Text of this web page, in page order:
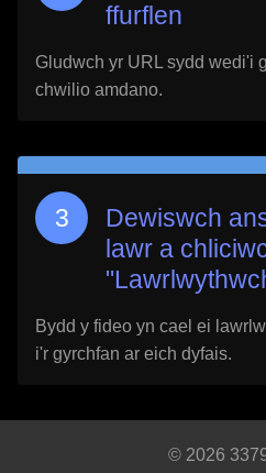
ffurflen
Gludwch yr URL sydd wedi'i
chwilio amdano.
Dewiswch
lawr a
Bydd y fideo yn cael ei
i'r gyrchfan ar eich dyfais.
© 2026